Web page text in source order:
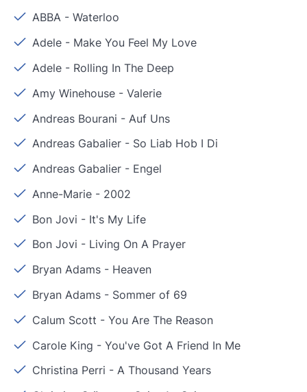
ABBA -Waterloo
Adele - Make You Feel My Love
Adele - Rolling In The Deep
Amy Winehouse -Valerie
Andreas Bourani - Auf Uns
Andreas Gabalier - So Liab Hob I Di
Andreas Gabalier - Engel
Anne-Marie - 2002
Bon Jovi - It's My Life
Bon Jovi - Living On A Prayer
Bryan Adams - Heaven
Bryan Adams - Sommer of 69
Calum Scott -You Are The Reason
Carole King -You've Got A Friend In Me
Christina Perri -A Thousand Years